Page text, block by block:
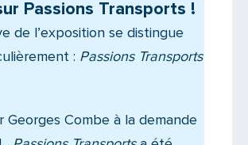
Passions Transports !
de l’exposition se distingue
: Passions Transports
Georges Combe à la demande